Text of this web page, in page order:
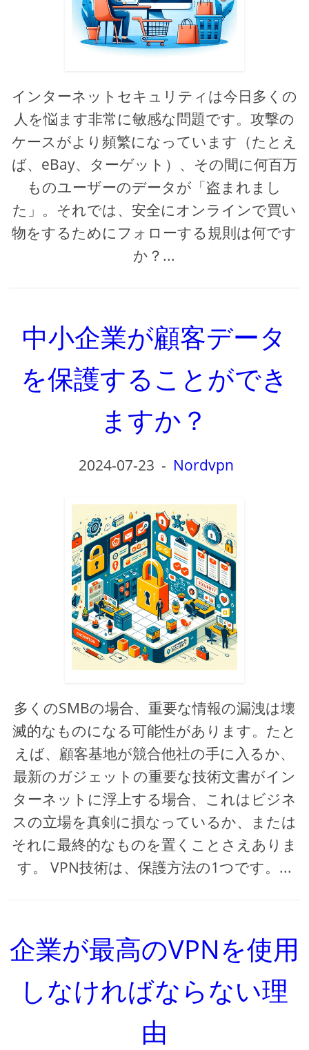
インターネットセキュリティは今日多くの
人を悩ます非常に敏感な問題です。攻撃の
ケースがより頻繁になっています（たとえ
ば、eBay、ターゲット）、その間に何百万
ものユーザーのデータが「盗まれまし
た」。それでは、安全にオンラインで買い
物をするためにフォローする規則は何です
か？...
中小企業が顧客データ
を保護することができ
ますか？
2024-07-23 - Nordvpn
多くのSMBの場合、重要な情報の漏洩は壊
滅的なものになる可能性があります。たと
えば、顧客基地が競合他社の手に入るか、
最新のガジェットの重要な技術文書がイン
ターネットに浮上する場合、これはビジネ
スの立場を真剣に損なっているか、または
それに最終的なものを置くことさえありま
す。 VPN技術は、保護方法の1つです。...
企業が最高のVPNを使用
しなければならない理
由